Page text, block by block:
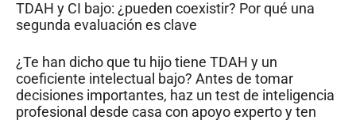
TDAH y CI bajo: ¿pueden coexistir? Por qué una
segunda evaluación es clave
¿Te han dicho que tu hijo tiene TDAH y un
coeficiente intelectual bajo? Antes de tomar
decisiones importantes, haz un test de inteligencia
profesional desde casa con apoyo experto y ten